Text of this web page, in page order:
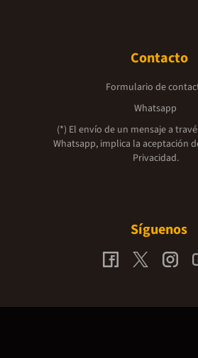
Contacto
Formulario de
Whatsapp
(*) El envío de un mensaje a
Whatsapp, implica la aceptación
Privacidad.
Síguenos